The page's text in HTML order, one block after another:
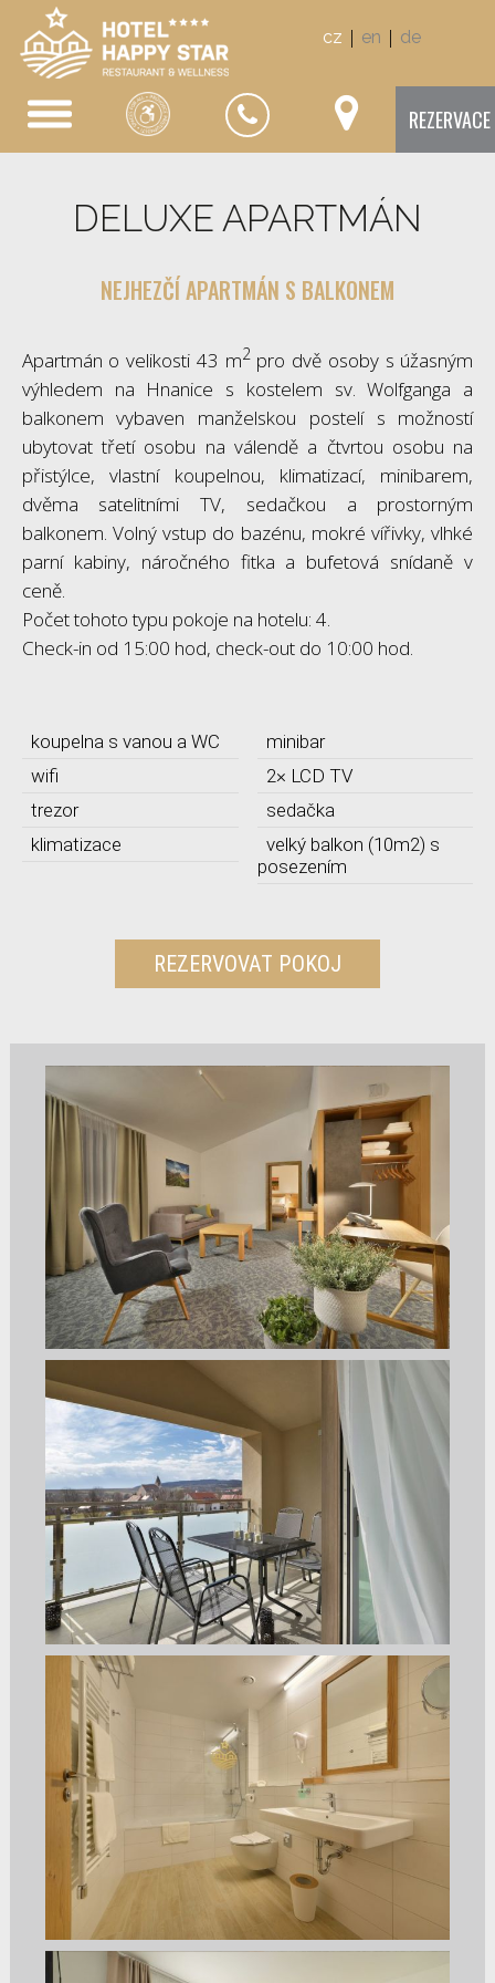
cz | en | de
REZERVACE
DELUXE APARTMÁN
NEJHEZČÍ APARTMÁN S BALKONEM
Apartmán o velikosti 43 m2pro dvě osoby s úžasným
výhledem na Hnanice s kostelem sv. Wolfganga a
balkonem vybaven manželskou postelí s možností
ubytovat třetí osobu na válendě a čtvrtou osobu na
přistýlce, vlastní koupelnou, klimatizací, minibarem,
dvěma satelitními TV, sedačkou a prostorným
balkonem. Volný vstup do bazénu, mokré vířivky, vlhké
parní kabiny, náročného fitka a bufetová snídaně v
ceně.
Počet tohoto typu pokoje na hotelu: 4.
Check-in od 15:00 hod, check-out do 10:00 hod.
koupelna s vanou a WC
wifi
trezor
klimatizace
minibar
2× LCD TV
sedačka
velký balkon (10m2) s
posezením
REZERVOVAT POKOJ